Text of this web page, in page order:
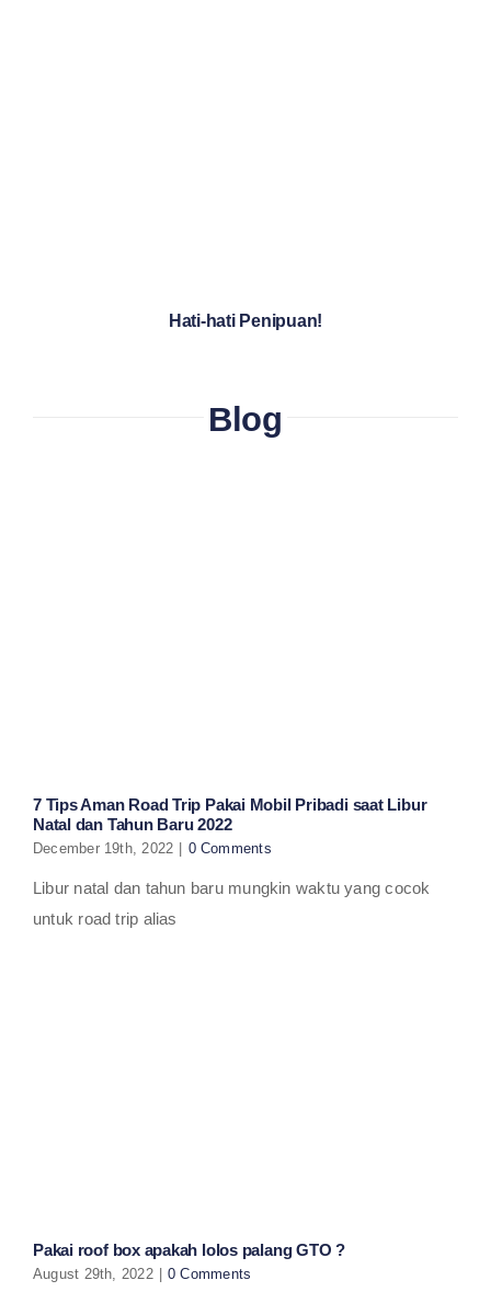
Hati-hati Penipuan!
Blog
7 Tips Aman Road Trip Pakai Mobil Pribadi saat Libur
Natal dan Tahun Baru 2022
December 19th, 2022 0 Comments
Libur natal dan tahun baru mungkin waktu yang cocok
untuk road trip alias
Pakai roof box apakah lolos palang GTO ?
August 29th, 2022 0 Comments